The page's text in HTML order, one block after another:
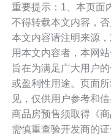
重要提示：1、本页面
不得转载本文内容，
本文内容请注明来源
用本文内容者，本网
旨在为满足广大用户
或盈利性用途。页面
见，仅供用户参考和
商品房预售须取得《
需慎重查验开发商的